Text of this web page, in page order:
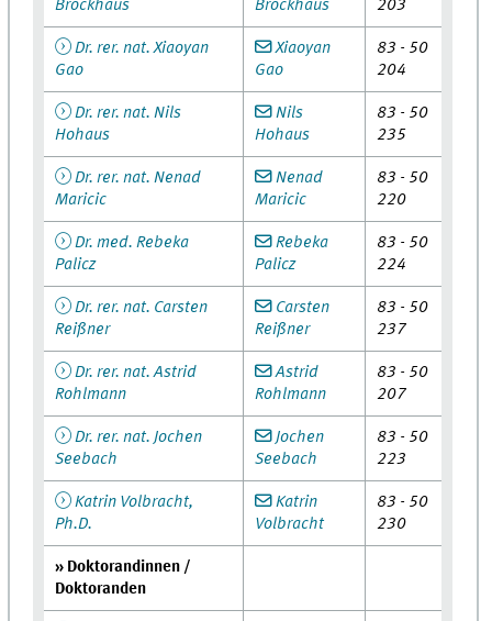
Brockhaus
Brockhaus
203
Dr. rer. nat. Xiaoyan
Gao
Xiaoyan
Gao
83 - 50
204
Dr. rer. nat. Nils
Hohaus
Nils
Hohaus
83 - 50
235
Dr. rer. nat. Nenad
Maricic
Nenad
Maricic
83 - 50
220
Dr. med. Rebeka
Palicz
Rebeka
Palicz
83 - 50
224
Dr. rer. nat. Carsten
Reißner
Carsten
Reißner
83 - 50
237
Dr. rer. nat. Astrid
Rohlmann
Astrid
Rohlmann
83 - 50
207
Dr. rer. nat. Jochen
Seebach
Jochen
Seebach
83 - 50
223
Katrin Volbracht,
Ph.D.
Katrin
Volbracht
83 - 50
230
» Doktorandinnen /
Doktoranden